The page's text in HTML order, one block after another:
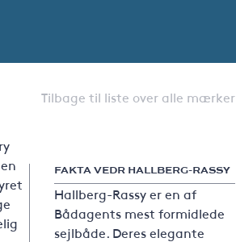
Tilbage til liste over alle mærker
FAKTA VEDR HALLBERG-RASSY
Hallberg-Rassy er en af
Bådagents mest formidlede
sejlbåde. Deres elegante